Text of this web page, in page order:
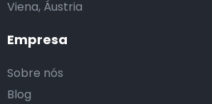
Empresa
Sobre nós
Blog
Viena, Áustria